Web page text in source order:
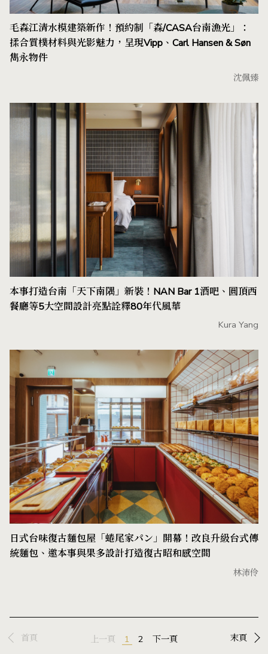
毛森江清水模建築新作！預約制「森/CASA台南漁光」：
揉合質樸材料與光影魅力，呈現Vipp、Carl Hansen & Søn
雋永物件
沈佩臻
本事打造台南「天下南隅」新裝！NAN Bar 1酒吧、圓頂西
餐廳等5大空間設計亮點詮釋80年代風華
Kura Yang
日式台味復古麵包屋「蜷尾家パン」開幕！改良升級台式傳
統麵包、邀本事與果多設計打造復古昭和感空間
林沛伶
首頁 上一頁 1 2 下一頁 末頁